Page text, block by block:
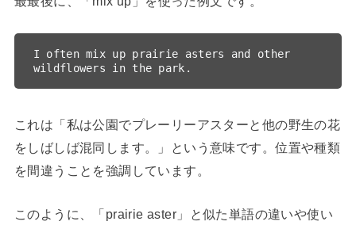
I often mix up prairie asters and other
これは「私は公園でプレーリーアスターと他の野生の花
をしばしば混同します。」という意味です。位置や種類
を間違うことを強調しています。
このように、「prairie aster」と似た単語の違いや使い